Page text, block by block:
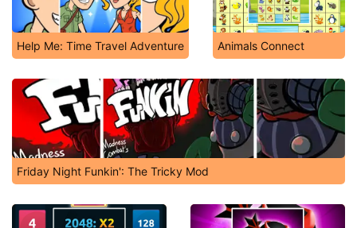
Help Me: Time Travel Adventure Animals Connect
Friday Night Funkin': The Tricky Mod